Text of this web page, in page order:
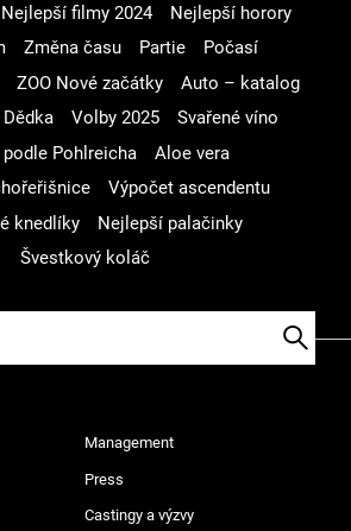
Nejlepší filmy 2024
Nejlepší horory
Změna času Partie
Počasí
ZOO Nové začátky
Auto – katalog
Volby 2025
Svařené víno
Pohlreicha
Aloe vera
Výpočet ascendentu
knedlíky
Nejlepší palačinky
Švestkový koláč
Management
Press
Castingy a výzvy